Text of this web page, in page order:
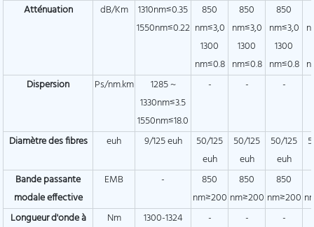
Atténuation
dB/Km
1310nm≤0.35
1550nm≤0.22
850
nm≤3,0
1300
nm≤0.8
850
nm≤3,0
1300
nm≤0.8
850
nm≤3,0
1300
nm≤0.8
Dispersion
Ps/nm.km
1285 ~
1330nm≤3.5
1550nm≤18.0
- - -
Diamètre des fibres euh 9/125 euh
50/125
euh
50/125
euh
50/125
euh
Bande passante
modale effective
EMB -
850
nm≥200
850
nm≥200
850
nm≥200
Longueur d'onde à
Nm 1300-1324 - - -